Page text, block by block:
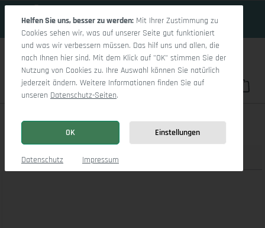
Du hast 0
Sitz Concept smart 1001 Ecksofa 1,5Aho SE Medium L
Produktbilder
Helfen Sie uns, besser zu werden: Mit Ihrer Zustimmung zu
Cookies sehen wir, was auf unserer Seite gut funktioniert
und was wir verbessern müssen. Das hilf uns und allen, die
nach Ihnen hier sind. Mit dem Klick auf "OK" stimmen Sie der
Nutzung von Cookies zu. Ihre Auswahl können Sie natürlich
jederzeit ändern. Weitere Informationen finden Sie auf
unseren Datenschutz-Seiten.
OK Einstellungen
Datenschutz Impressum